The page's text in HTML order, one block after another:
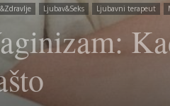
Ljubav&Seks Ljubavni terapeut